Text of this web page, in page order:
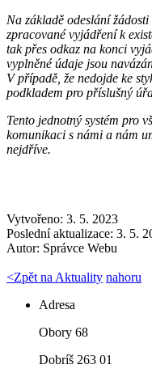
Na základě odeslání
zpracované vyjádření k
tak přes odkaz na konci
vyplněné údaje jsou
V případě, že nedojde ke
podkladem pro příslušný
Tento jednotný systém pro
komunikaci s námi a nám
nejdříve.
Vytvořeno: 3. 5. 2023
Poslední aktualizace: 3. 5.
Autor: Správce Webu
<Zpět na Aktuality nahoru
Adresa
Obory 68
Dobríš 263 01